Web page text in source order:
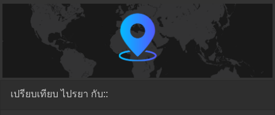
เปรียบเทียบ ไปรยา กับ::